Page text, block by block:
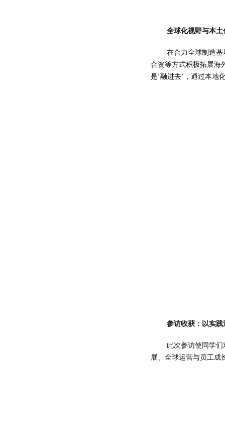
全球化视野与本
在合力全球制造
合资等方式积极拓展海
是‘融进去’，通过本地
参访收获：以实
此次参访使同学
展、全球运营与员工成